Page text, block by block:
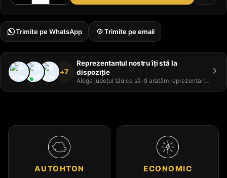
Trimite pe WhatsApp Trimite pe email
+7
Reprezentantul nostru îți stă la
dispoziție
Alege județul tău ca să-ți arătăm reprezentantul
AUTOHTON ECONOMIC